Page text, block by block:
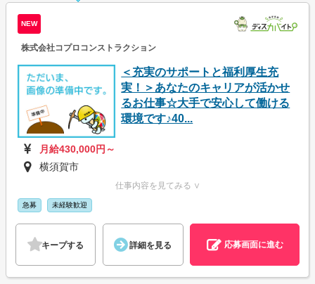
NEW
株式会社コプロコンストラクション
＜充実のサポートと福利厚生充
実！＞あなたのキャリアが活かせ
るお仕事☆大手で安心して働ける
環境です♪40...
月給430,000円～
横須賀市
仕事内容を見てみる ∨
急募 未経験歓迎
キープする 詳細を見る 応募画面に進む